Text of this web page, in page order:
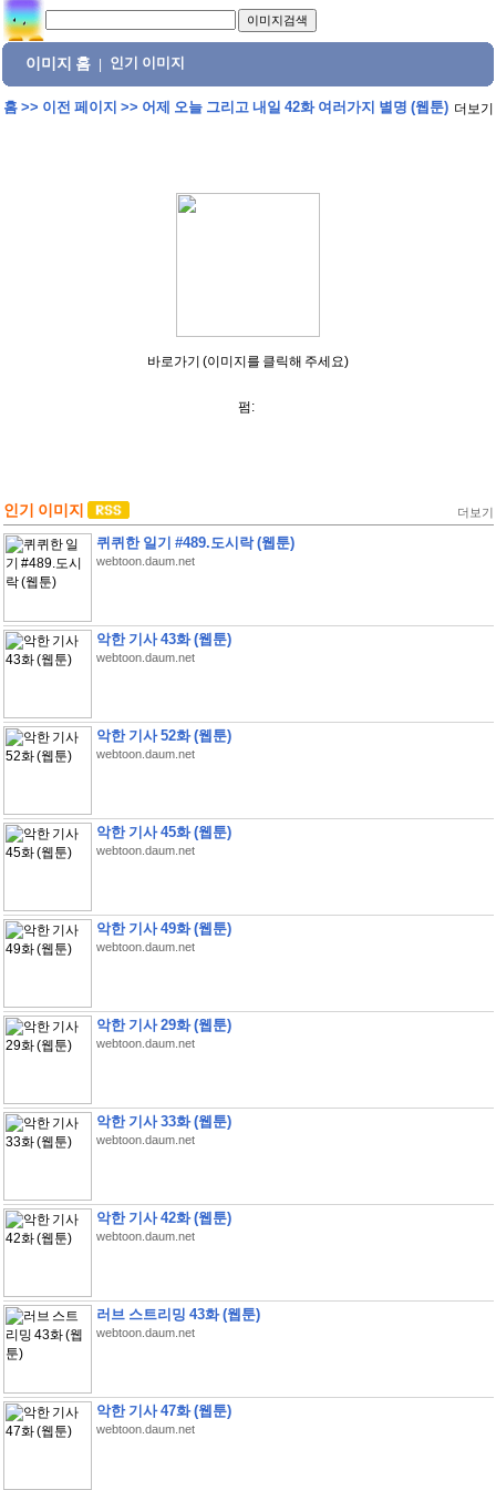
이미지 홈 인기 이미지
홈>> 이전 페이지 >> 어제 오늘 그리고 내일 42화 여러가지 별명 (웹툰) 더보기
바로가기 (이미지를 클릭해 주세요)
펌:
인기 이미지 더보기
퀴퀴한 일기 #489.도시락 (웹툰)
webtoon.daum.net
악한 기사 43화 (웹툰)
webtoon.daum.net
악한 기사 52화 (웹툰)
webtoon.daum.net
악한 기사 45화 (웹툰)
webtoon.daum.net
악한 기사 49화 (웹툰)
webtoon.daum.net
악한 기사 29화 (웹툰)
webtoon.daum.net
악한 기사 33화 (웹툰)
webtoon.daum.net
악한 기사 42화 (웹툰)
webtoon.daum.net
러브 스트리밍 43화 (웹툰)
webtoon.daum.net
악한 기사 47화 (웹툰)
webtoon.daum.net